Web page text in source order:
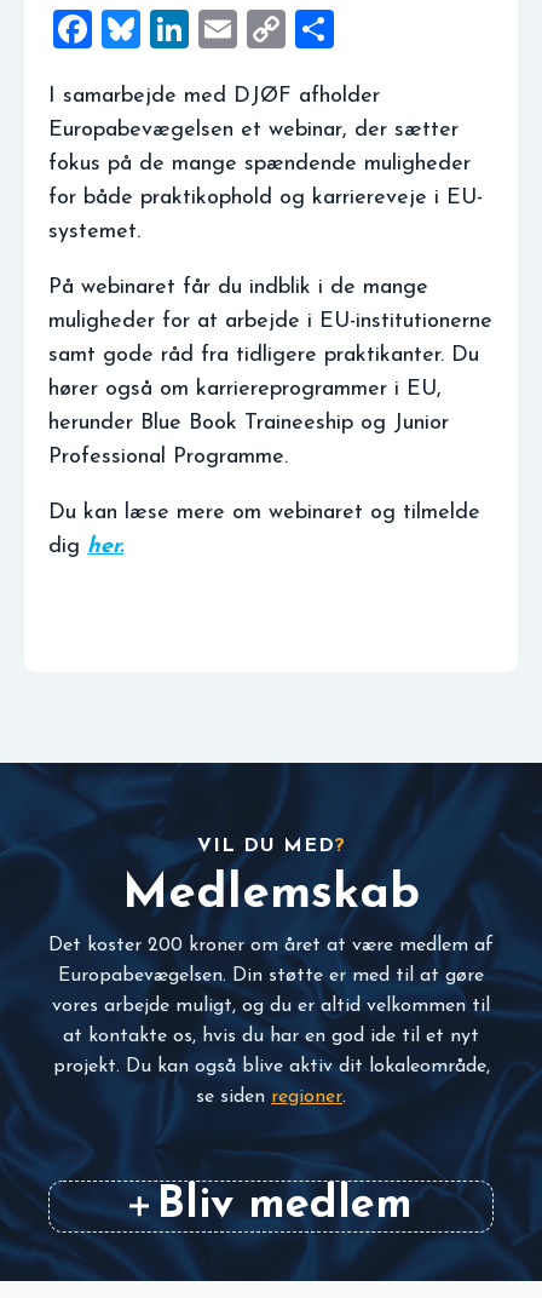
Facebook
Bluesky
LinkedIn
EmailCopy
I samarbejde med DJØF afholder
Europabevægelsen et webinar, der sætter
fokus på de mange spændende muligheder
for både praktikophold og karriereveje i EU-
systemet.
På webinaret får du indblik i de mange
muligheder for at arbejde i EU-institutionerne
samt gode råd fra tidligere praktikanter. Du
hører også om karriereprogrammer i EU,
herunder Blue Book Traineeship og Junior
Professional Programme.
Du kan læse mere om webinaret og tilmelde
dig her.
VIL DU MED?
Medlemskab
Det koster 200 kroner om året at være medlem af
Europabevægelsen. Din støtte er med til at gøre
vores arbejde muligt, og du er altid velkommen til
at kontakte os, hvis du har en god ide til et nyt
projekt. Du kan også blive aktiv dit lokaleområde,
se siden regioner.
Bliv medlem